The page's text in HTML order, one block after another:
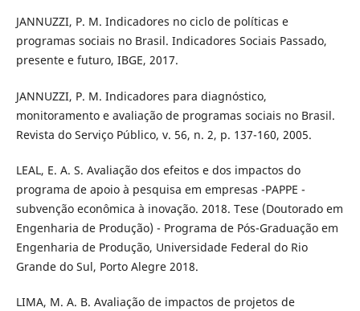
JANNUZZI, P. M. Indicadores no ciclo de políticas e
programas sociais no Brasil. Indicadores Sociais Passado,
presente e futuro, IBGE, 2017.
JANNUZZI, P. M. Indicadores para diagnóstico,
monitoramento e avaliação de programas sociais no Brasil.
Revista do Serviço Público, v. 56, n. 2, p. 137-160, 2005.
LEAL, E. A. S. Avaliação dos efeitos e dos impactos do
programa de apoio à pesquisa em empresas -PAPPE -
subvenção econômica à inovação. 2018. Tese (Doutorado em
Engenharia de Produção) - Programa de Pós-Graduação em
Engenharia de Produção, Universidade Federal do Rio
Grande do Sul, Porto Alegre 2018.
LIMA, M. A. B. Avaliação de impactos de projetos de